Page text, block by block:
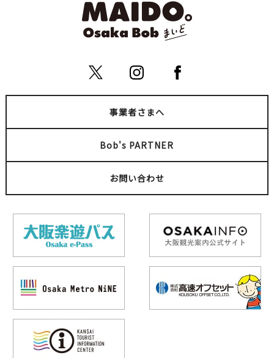
事業者さまへ
Bob's PARTNER
お問い合わせ